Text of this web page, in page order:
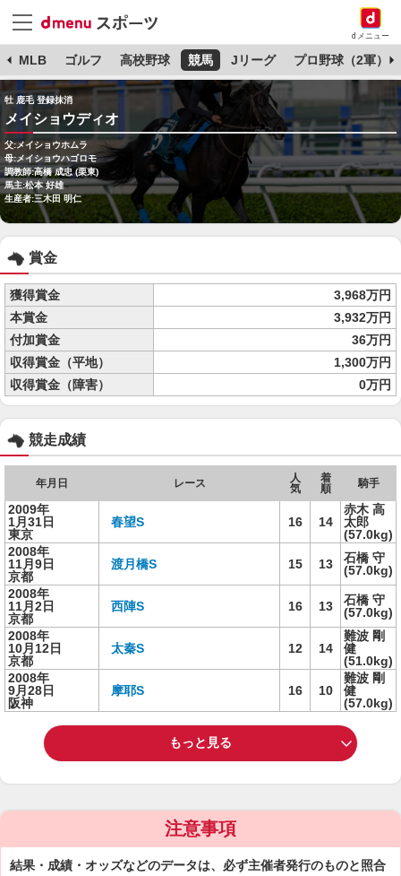
dメニュー
MLB ゴルフ 高校野球 競馬 Jリーグ プロ野球（2軍）
牡 鹿毛 登録抹消
メイショウディオ
父:メイショウホムラ
母:メイショウハゴロモ
調教師:高橋 成忠 (栗東)
馬主:松本 好雄
生産者:三木田 明仁
賞金
獲得賞金
3,968万円
本賞金
3,932万円
付加賞金
36万円
収得賞金（平地）
1,300万円
収得賞金（障害）
0万円
競走成績
年月日 レース
人
気
着
順
騎手
2009年
1月31日
東京
春望S 16 14
赤木 高
太郎
(57.0kg)
2008年
11月9日
京都
渡月橋S 15 13
石橋 守
(57.0kg)
2008年
11月2日
京都
西陣S 16 13
石橋 守
(57.0kg)
2008年
10月12日
京都
太秦S 12 14
難波 剛
健
(51.0kg)
2008年
9月28日
阪神
摩耶S 16 10
難波 剛
健
(57.0kg)
もっと見る
注意事項
結果・成績・オッズなどのデータは、必ず主催者発行のものと照合